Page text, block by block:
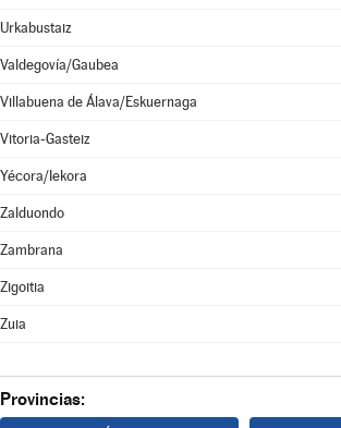
Urkabustaiz
Valdegovía/Gaubea
Villabuena de Álava/Eskuernaga
Vitoria-Gasteiz
Yécora/Iekora
Zalduondo
Zambrana
Zigoitia
Zuia
Provincias: